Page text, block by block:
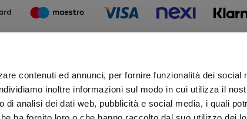
contenuti ed annunci, per fornire funzionalità dei social
inoltre informazioni sul modo in cui utilizza il
di analisi dei dati web, pubblicità e social media, i quali
Iscriviti
Rimani